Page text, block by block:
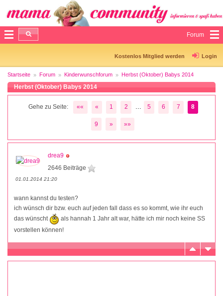
Forum
Kostenlos Mitglied werden Login
Startseite Forum Kinderwunschforum Herbst (Oktober) Babys 2014
Herbst (Oktober) Babys 2014
Gehe zu Seite: «« « 1 2 5 6 7 8
9 » »»
drea9
2646 Beiträge
01.01.2014 21:20
wann kannst du testen?
ich wünsch dir bzw. euch auf jeden fall dass es so kommt, wie ihr euch
das wünscht
als hannah 1 Jahr alt war, hätte ich mir noch keine SS
vorstellen können!